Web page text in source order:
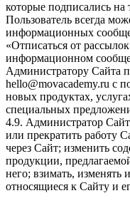
которые подписались
Пользователь всегда
информационных
«Отписаться от
информационном
Администратору Сайта
hello@movacademy.ru с
новых продуктах,
специальных
4.9. Администратор
или прекратить работу
через Сайт; изменить
продукции,
него; взимать, изменять
относящиеся к Сайту и